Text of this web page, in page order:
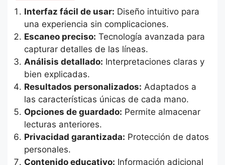
Interfaz fácil de usar: Diseño intuitivo para
una experiencia sin complicaciones.
Escaneo preciso: Tecnología avanzada para
capturar detalles de las líneas.
Análisis detallado: Interpretaciones claras y
bien explicadas.
Resultados personalizados: Adaptados a
las características únicas de cada mano.
Opciones de guardado: Permite almacenar
lecturas anteriores.
Privacidad garantizada: Protección de datos
personales.
Contenido educativo: Información adicional